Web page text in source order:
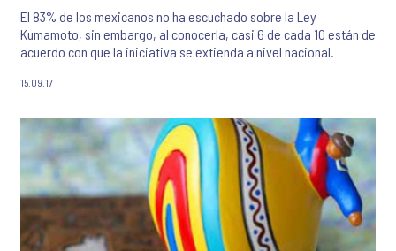
El 83% de los mexicanos no ha escuchado sobre la Ley
Kumamoto, sin embargo, al conocerla, casi 6 de cada 10 están de
acuerdo con que la iniciativa se extienda a nivel nacional.
15.09.17